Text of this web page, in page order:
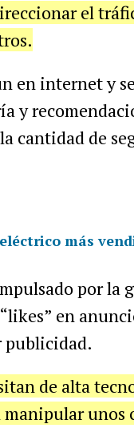
el
en internet y
y
cantidad de
más
por la
en
publicidad.
de alta
unos